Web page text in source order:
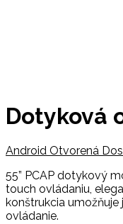
Dotyková
Android Otvorená
55” PCAP dotykový
touch ovládaniu,
konštrukcia
ovládanie.